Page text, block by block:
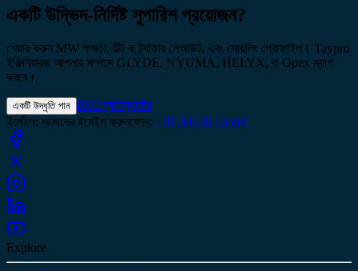
একটি উদ্ভিদ-নির্দিষ্ট সুপারিশ প্রয়োজন?
শেয়ার করুন MW ক্ষমতা, টিল্ট বা ট্র্যাকার লেআউট, এবং সোয়লিং প্রোফাইল। Taypro
ইঞ্জিনিয়াররা আপনার সম্পদে GLYDE, NYUMA, HELYX, বা Opex ম্যাপ
করবে।
একটি উদ্ধৃতি পান ROI ক্যালকুলেটর
ইমেইল: আমাদের ইমেইল করুনফোন: +91 80438 43569
Explore